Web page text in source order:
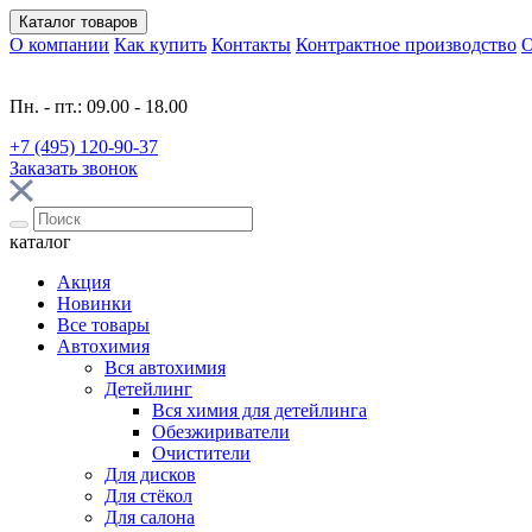
Каталог товаров
О компании Как купить Контакты Контрактное производство
Пн. - пт.: 09.00 - 18.00
+7 (495) 120-90-37
Заказать звонок
каталог
Акция
Новинки
Все товары
Автохимия
Вся автохимия
Детейлинг
Вся химия для детейлинга
Обезжириватели
Очистители
Для дисков
Для стёкол
Для салона